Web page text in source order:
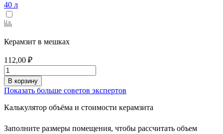
40 л
Керамзит в мешках
112,00 ₽
В корзину
Показать больше советов экспертов
Калькулятор объёма и стоимости керамзита
Заполните размеры помещения, чтобы рассчитать объем